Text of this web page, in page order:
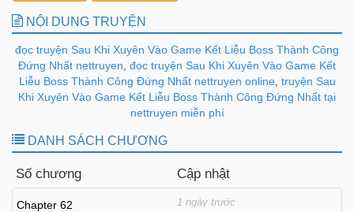
NỘI DUNG TRUYỆN
đọc truyện Sau Khi Xuyên Vào Game Kết Liễu Boss Thành Công
Đứng Nhất nettruyen đọc truyện Sau Khi Xuyên Vào Game Kết
Liễu Boss Thành Công Đứng Nhất nettruyen online, truyện Sau
Khi Xuyên Vào Game Kết Liễu Boss Thành Công Đứng Nhất tại
nettruyen miễn phí
DANH SÁCH CHƯƠNG
Số chương Cập nhật
Chapter 62 1 ngày trước